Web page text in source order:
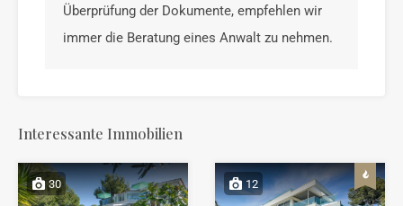
Überprüfung der Dokumente, empfehlen wir
immer die Beratung eines Anwalt zu nehmen.
Interessante Immobilien
30 12